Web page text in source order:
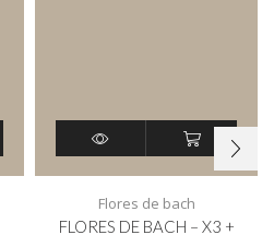
Flores de bach
FLORES DE BACH – X3 +